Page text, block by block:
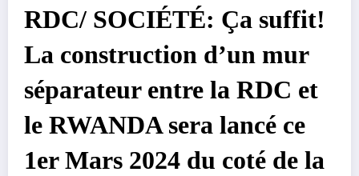
RDC/ SOCIÉTÉ: Ça suffit!
La construction d’un mur
séparateur entre la RDC et
le RWANDA sera lancé ce
1er Mars 2024 du coté de la